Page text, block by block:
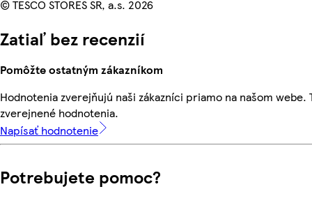
© TESCO STORES SR, a.s. 2026
Zatiaľ bez recenzií
Pomôžte ostatným zákazníkom
Hodnotenia zverejňujú naši zákazníci priamo na našom webe.
zverejnené hodnotenia.
Napísať hodnotenie
Potrebujete pomoc?